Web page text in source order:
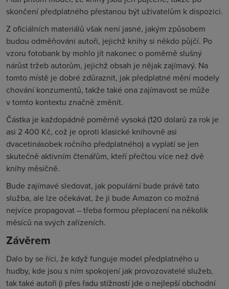
skončení předplatného přestanou být uživatelům k dispozici.
Z oficiálních materiálů však není jasné, jakým způsobem
budou odměňováni autoři, jejichž knihy si někdo půjčí. Po
vzoru fotobank by mohlo jít nakonec o poměrně slušný
nárůst tržeb autorům, jejichž obsah je nějak zajímavý. Na
tomto místě je dobré zdůraznit, jak předplatné mění modely
chování konzumentů, takže také ona zajímavost se může
v tomto kontextu značně změnit.
Částka je každopádně poměrně vysoká (120 dolarů za rok je
asi 2 400 Kč, což je oproti klasické knihovně asi
dvacetinásobek ročního předplatného) a vyplatí se jen
skutečně aktivním čtenářům, kteří přečtou více než dvě
knihy měsíčně.
Bude zajímavé sledovat, jak populární bude právě tato
služba, ale lze očekávat, že ji bude Amazon co možná
nejvíce propagovat – třeba formou přeplacení na několik
měsíců na svých zařízeních.
Závěrem
Dalo by se říci, že když funguje model předplatného u
hudby, kde jsou s ním spokojení jak provozovatelé služeb,
tak také autoři (i přes řadu stížností jde o nejlepší obchodní